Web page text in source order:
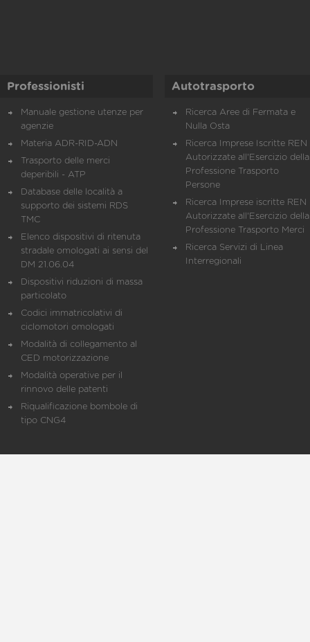
Professionisti
Manuale gestione utenze per
agenzie
Materia ADR-RID-ADN
Trasporto delle merci
deperibili - ATP
Database delle località a
supporto dei sistemi RDS
TMC
Elenco dispositivi di ritenuta
stradale omologati ai sensi del
DM 21.06.04
Dispositivi riduzioni di massa
particolato
Codici immatricolativi di
ciclomotori omologati
Modalità di collegamento al
CED motorizzazione
Modalità operative per il
rinnovo delle patenti
Riqualificazione bombole di
tipo CNG4
Autotrasporto
Ricerca Aree di Fermata e
Nulla Osta
Ricerca Imprese Iscritte REN
Autorizzate all'Esercizio della
Professione Trasporto
Persone
Ricerca Imprese iscritte REN
Autorizzate all'Esercizio della
Professione Trasporto Merci
Ricerca Servizi di Linea
Interregionali